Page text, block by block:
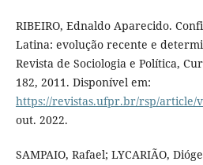
RIBEIRO, Ednaldo Aparecido.
Latina: evolução recente e
Revista de Sociologia e Política,
182, 2011. Disponível em:
https://revistas.ufpr.br/rsp/article/
out. 2022.
SAMPAIO, Rafael; LYCARIÃO,